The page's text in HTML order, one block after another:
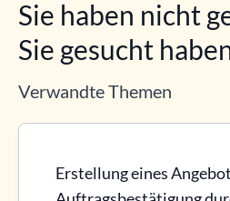
Sie haben nicht
Sie gesucht
Verwandte Themen
Erstellung eines